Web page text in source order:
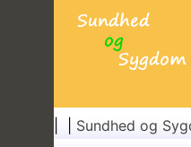
Sundhed og